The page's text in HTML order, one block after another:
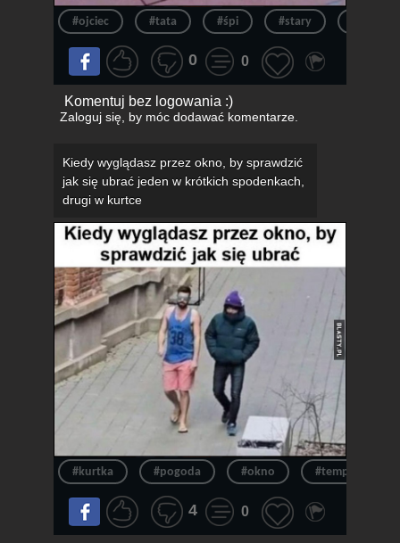
#ojciec #tata #śpi #stary
0 0
Komentuj bez logowania :)
Zaloguj się, by móc dodawać komentarze.
Kiedy wyglądasz przez okno, by sprawdzić
jak się ubrać jeden w krótkich spodenkach,
drugi w kurtce
#kurtka #pogoda #okno #temperatura
4 0